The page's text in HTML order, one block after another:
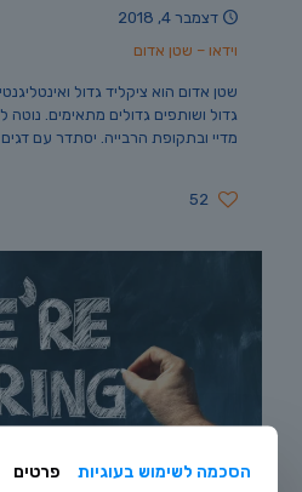
דצמבר 4, 2018
וידאו – שטן אדום
שטן אדום הוא ציקליד גדול
גדול ושותפים גדולים מתאימים. נוטה
מדיי ובתקופת הרבייה. יסתדר עם דגים
52
הסכמה לשימוש בעוגיות פרטים